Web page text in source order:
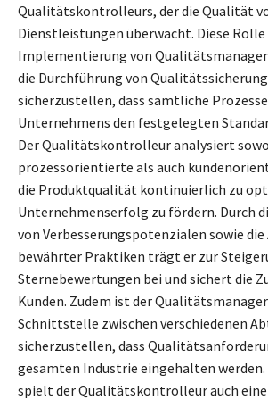
Qualitätskontrolleurs, der die Qualität
Dienstleistungen überwacht. Diese
Implementierung von
die Durchführung von
sicherzustellen, dass sämtliche
Unternehmens den festgelegten
Der Qualitätskontrolleur analysiert
prozessorientierte als auch
die Produktqualität kontinuierlich zu
Unternehmenserfolg zu fördern. Durch
von Verbesserungspotenzialen sowie die
bewährter Praktiken trägt er zur
Sternebewertungen bei und sichert die
Kunden. Zudem ist der
Schnittstelle zwischen verschiedenen
sicherzustellen, dass
gesamten Industrie eingehalten
spielt der Qualitätskontrolleur auch